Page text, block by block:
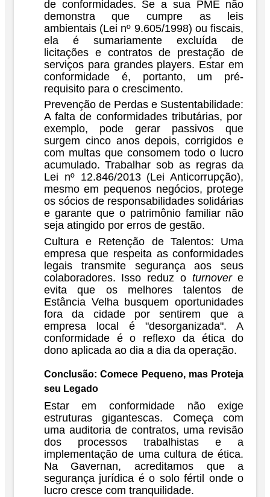
de conformidades. Se a sua PME não
demonstra que cumpre as leis
ambientais (Lei nº 9.605/1998) ou fiscais,
ela é sumariamente excluída de
licitações e contratos de prestação de
serviços para grandes players. Estar em
conformidade é, portanto, um pré-
requisito para o crescimento.
Prevenção de Perdas e Sustentabilidade:
A falta de conformidades tributárias, por
exemplo, pode gerar passivos que
surgem cinco anos depois, corrigidos e
com multas que consomem todo o lucro
acumulado. Trabalhar sob as regras da
Lei nº 12.846/2013 (Lei Anticorrupção),
mesmo em pequenos negócios, protege
os sócios de responsabilidades solidárias
e garante que o patrimônio familiar não
seja atingido por erros de gestão.
Cultura e Retenção de Talentos: Uma
empresa que respeita as conformidades
legais transmite segurança aos seus
colaboradores. Isso reduz o turnovere
evita que os melhores talentos de
Estância Velha busquem oportunidades
fora da cidade por sentirem que a
empresa local é "desorganizada". A
conformidade é o reflexo da ética do
dono aplicada ao dia a dia da operação.
Conclusão: Comece Pequeno, mas Proteja
seu Legado
Estar em conformidade não exige
estruturas gigantescas. Começa com
uma auditoria de contratos, uma revisão
dos processos trabalhistas e a
implementação de uma cultura de ética.
Na Gavernan, acreditamos que a
segurança jurídica é o solo fértil onde o
lucro cresce com tranquilidade.